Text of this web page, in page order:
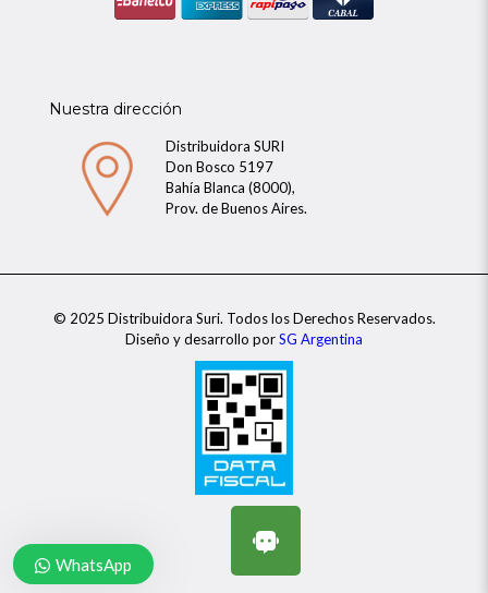
Nuestra dirección
Distribuidora SURI
Don Bosco 5197
Bahía Blanca (8000),
Prov. de Buenos Aires.
© 2025 Distribuidora Suri. Todos los Derechos Reservados.
Diseño y desarrollo porSG Argentina
WhatsApp